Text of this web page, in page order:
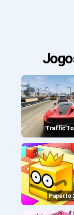
Traffic
Paper.io